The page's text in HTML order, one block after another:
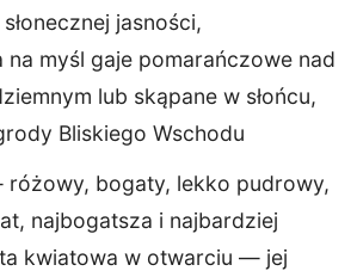
jasności,
myśl gaje pomarańczowe nad
lub skąpane w słońcu,
Bliskiego Wschodu
bogaty, lekko pudrowy,
najbogatsza i najbardziej
kwiatowa w otwarciu — jej